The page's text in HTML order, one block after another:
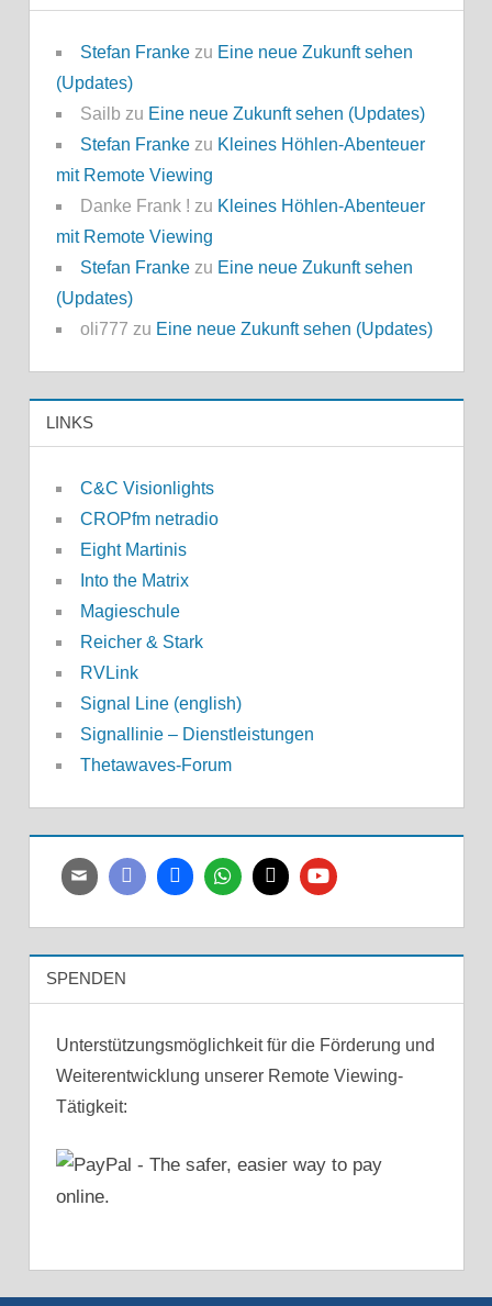
Stefan Frankezu Eine neue Zukunft sehen
(Updates)
Sailb zu Eine neue Zukunft sehen (Updates)
Stefan Frankezu Kleines Höhlen-Abenteuer
mit Remote Viewing
Danke Frank ! zu Kleines Höhlen-Abenteuer
mit Remote Viewing
Stefan Frankezu Eine neue Zukunft sehen
(Updates)
oli777 zu Eine neue Zukunft sehen (Updates)
LINKS
C&C Visionlights
CROPfm netradio
Eight Martinis
Into the Matrix
Magieschule
Reicher & Stark
RVLink
Signal Line (english)
Signallinie – Dienstleistungen
Thetawaves-Forum
SPENDEN
Unterstützungsmöglichkeit für die Förderung und
Weiterentwicklung unserer Remote Viewing-
Tätigkeit: